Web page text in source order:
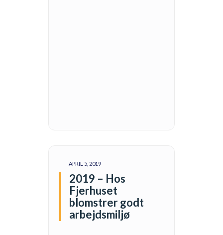
APRIL 5, 2019
2019 – Hos
Fjerhuset
blomstrer godt
arbejdsmiljø